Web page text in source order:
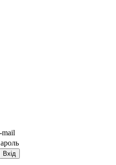
mail
Вхід